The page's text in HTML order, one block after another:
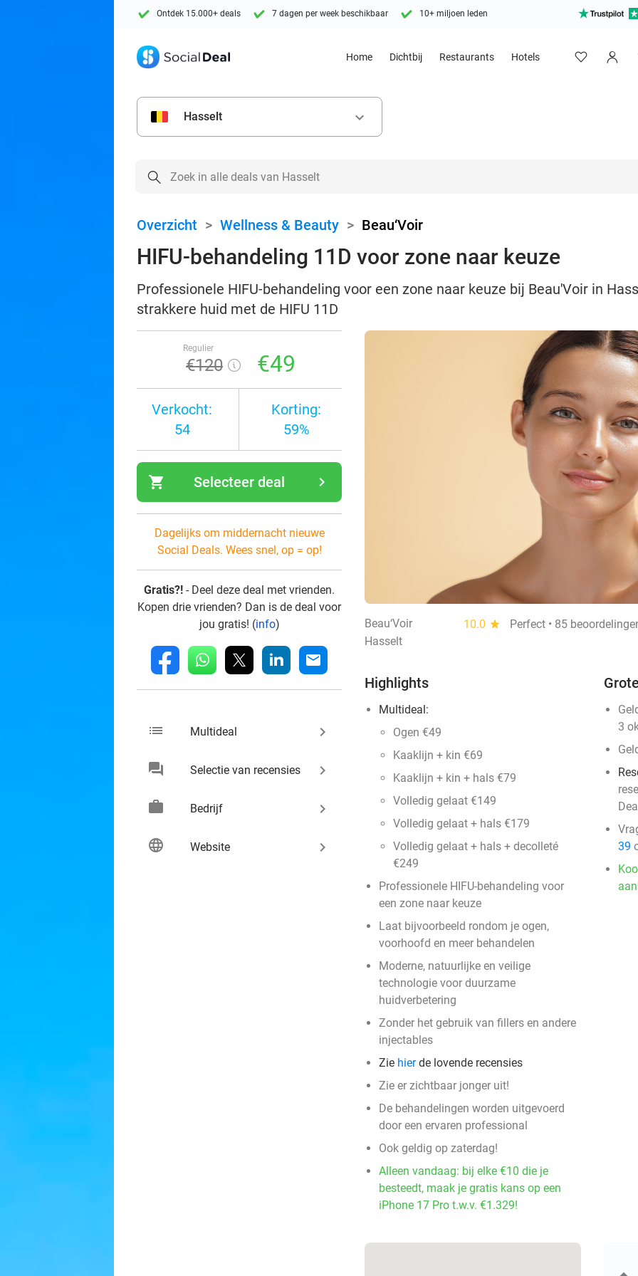
Ontdek 15.000+ deals 7 dagen per week beschikbaar 10+ miljoen leden
Home Dichtbij Restaurants Hotels
Hasselt keyboard_arrow_down
Overzicht > Wellness & Beauty > Beau‘Voir
HIFU-behandeling 11D voor zone naar keuze
Professionele HIFU-behandeling voor een zone naar keuze bij Beau'Voir in
strakkere huid met de HIFU 11D
Regulier
€120 €49
Verkocht:
54
Korting:
59%
shopping_cart navigate_next
Selecteer deal
Dagelijks om middernacht nieuwe
Social Deals. Wees snel, op = op!
Gratis?! - Deel deze deal met vrienden.
Kopen drie vrienden? Dan is de deal voor
jou gratis! (info)
fb whatsapp linkedin mail
list Multideal keyboard_arrow_right
chat Selectie van recensies keyboard_arrow_right
work Bedrijf keyboard_arrow_right
language Website keyboard_arrow_right
Beau‘Voir 10.0 star
Perfect • 85
Hasselt
Highlights
Multideal:
Ogen €49
Kaaklijn + kin €69
Kaaklijn + kin + hals €79
Volledig gelaat €149
Volledig gelaat + hals €179
Volledig gelaat + hals + decolleté
€249
Professionele HIFU-behandeling voor
een zone naar keuze
Laat bijvoorbeeld rondom je ogen,
voorhoofd en meer behandelen
Moderne, natuurlijke en veilige
technologie voor duurzame
huidverbetering
Zonder het gebruik van fillers en andere
injectables
Zie hierde lovende recensies
Zie er zichtbaar jonger uit!
De behandelingen worden uitgevoerd
door een ervaren professional
Ook geldig op zaterdag!
Alleen vandaag: bij elke €10 die je
besteedt, maak je gratis kans op een
iPhone 17 Pro t.w.v. €1.329!
3
39